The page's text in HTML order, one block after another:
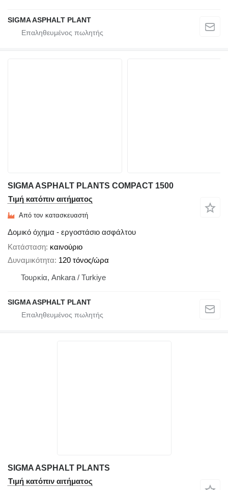
SIGMA ASPHALT PLANT
SIGMA ASPHALT PLANTS COMPACT 1500
Τιμή κατόπιν αιτήματος
Από τον κατασκευαστή
Δομικό όχημα - εργοστάσιο ασφάλτου
Κατάσταση καινούριο
Δυναμικότητα 120 τόνος/ώρα
Τουρκία, Ankara / Turkiye
SIGMA ASPHALT PLANT
SIGMA ASPHALT PLANTS
Τιμή κατόπιν αιτήματος